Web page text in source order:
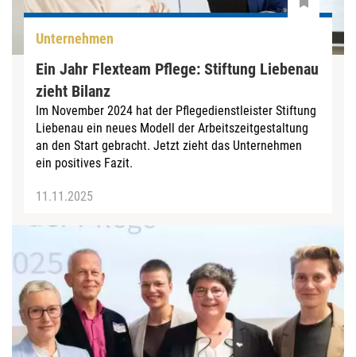
Unternehmen
Ein Jahr Flexteam Pflege: Stiftung Liebenau
zieht Bilanz
Im November 2024 hat der Pflegedienstleister Stiftung
Liebenau ein neues Modell der Arbeitszeitgestaltung
an den Start gebracht. Jetzt zieht das Unternehmen
ein positives Fazit.
11.11.2025